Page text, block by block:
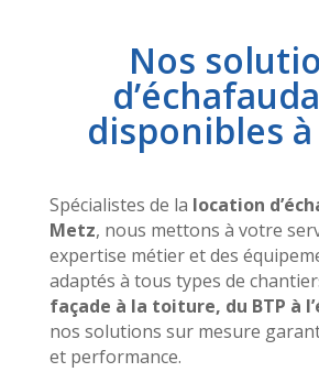
Nos
disponibles
Spécialistes de la location
Metz, nous mettons à votre
expertise métier et des
adaptés à tous types de
façade à la toiture, du BTP à
nos solutions sur mesure
et performance.